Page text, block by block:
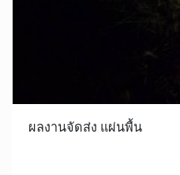
ผลงานจัดส่ง แผ่นพื้น